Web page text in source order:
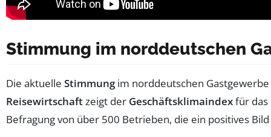
Stimmung im norddeutschen
Die aktuelle Stimmungim norddeutschen
Reisewirtschaftzeigt der Geschäftsklimaindexfür das
Befragung von über 500 Betrieben, die ein positives